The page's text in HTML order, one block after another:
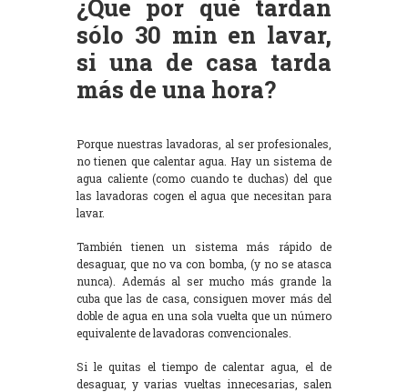
¿Que por qué tardan
sólo 30 min en lavar,
si una de casa tarda
más de una hora?
Porque nuestras lavadoras, al ser profesionales,
no tienen que calentar agua. Hay un sistema de
agua caliente (como cuando te duchas) del que
las lavadoras cogen el agua que necesitan para
lavar.
También tienen un sistema más rápido de
desaguar, que no va con bomba, (y no se atasca
nunca). Además al ser mucho más grande la
cuba que las de casa, consiguen mover más del
doble de agua en una sola vuelta que un número
equivalente de lavadoras convencionales.
Si le quitas el tiempo de calentar agua, el de
desaguar, y varias vueltas innecesarias, salen